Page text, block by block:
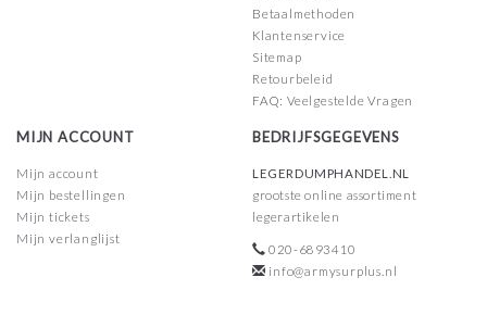
Betaalmethoden
Klantenservice
Sitemap
Retourbeleid
FAQ: Veelgestelde Vragen
MIJN ACCOUNT
Mijn account
Mijn bestellingen
Mijn tickets
Mijn verlanglijst
BEDRIJFSGEGEVENS
LEGERDUMPHANDEL.NL
grootste online assortiment
legerartikelen
020-6893410
info@armysurplus.nl